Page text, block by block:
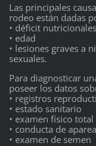
Las principales
rodeo están dadas
• déficit
• edad
• lesiones graves a
sexuales.
Para diagnosticar
poseer los datos
• registros
• estado sanitario
• examen físico total
• conducta de
• examen de semen